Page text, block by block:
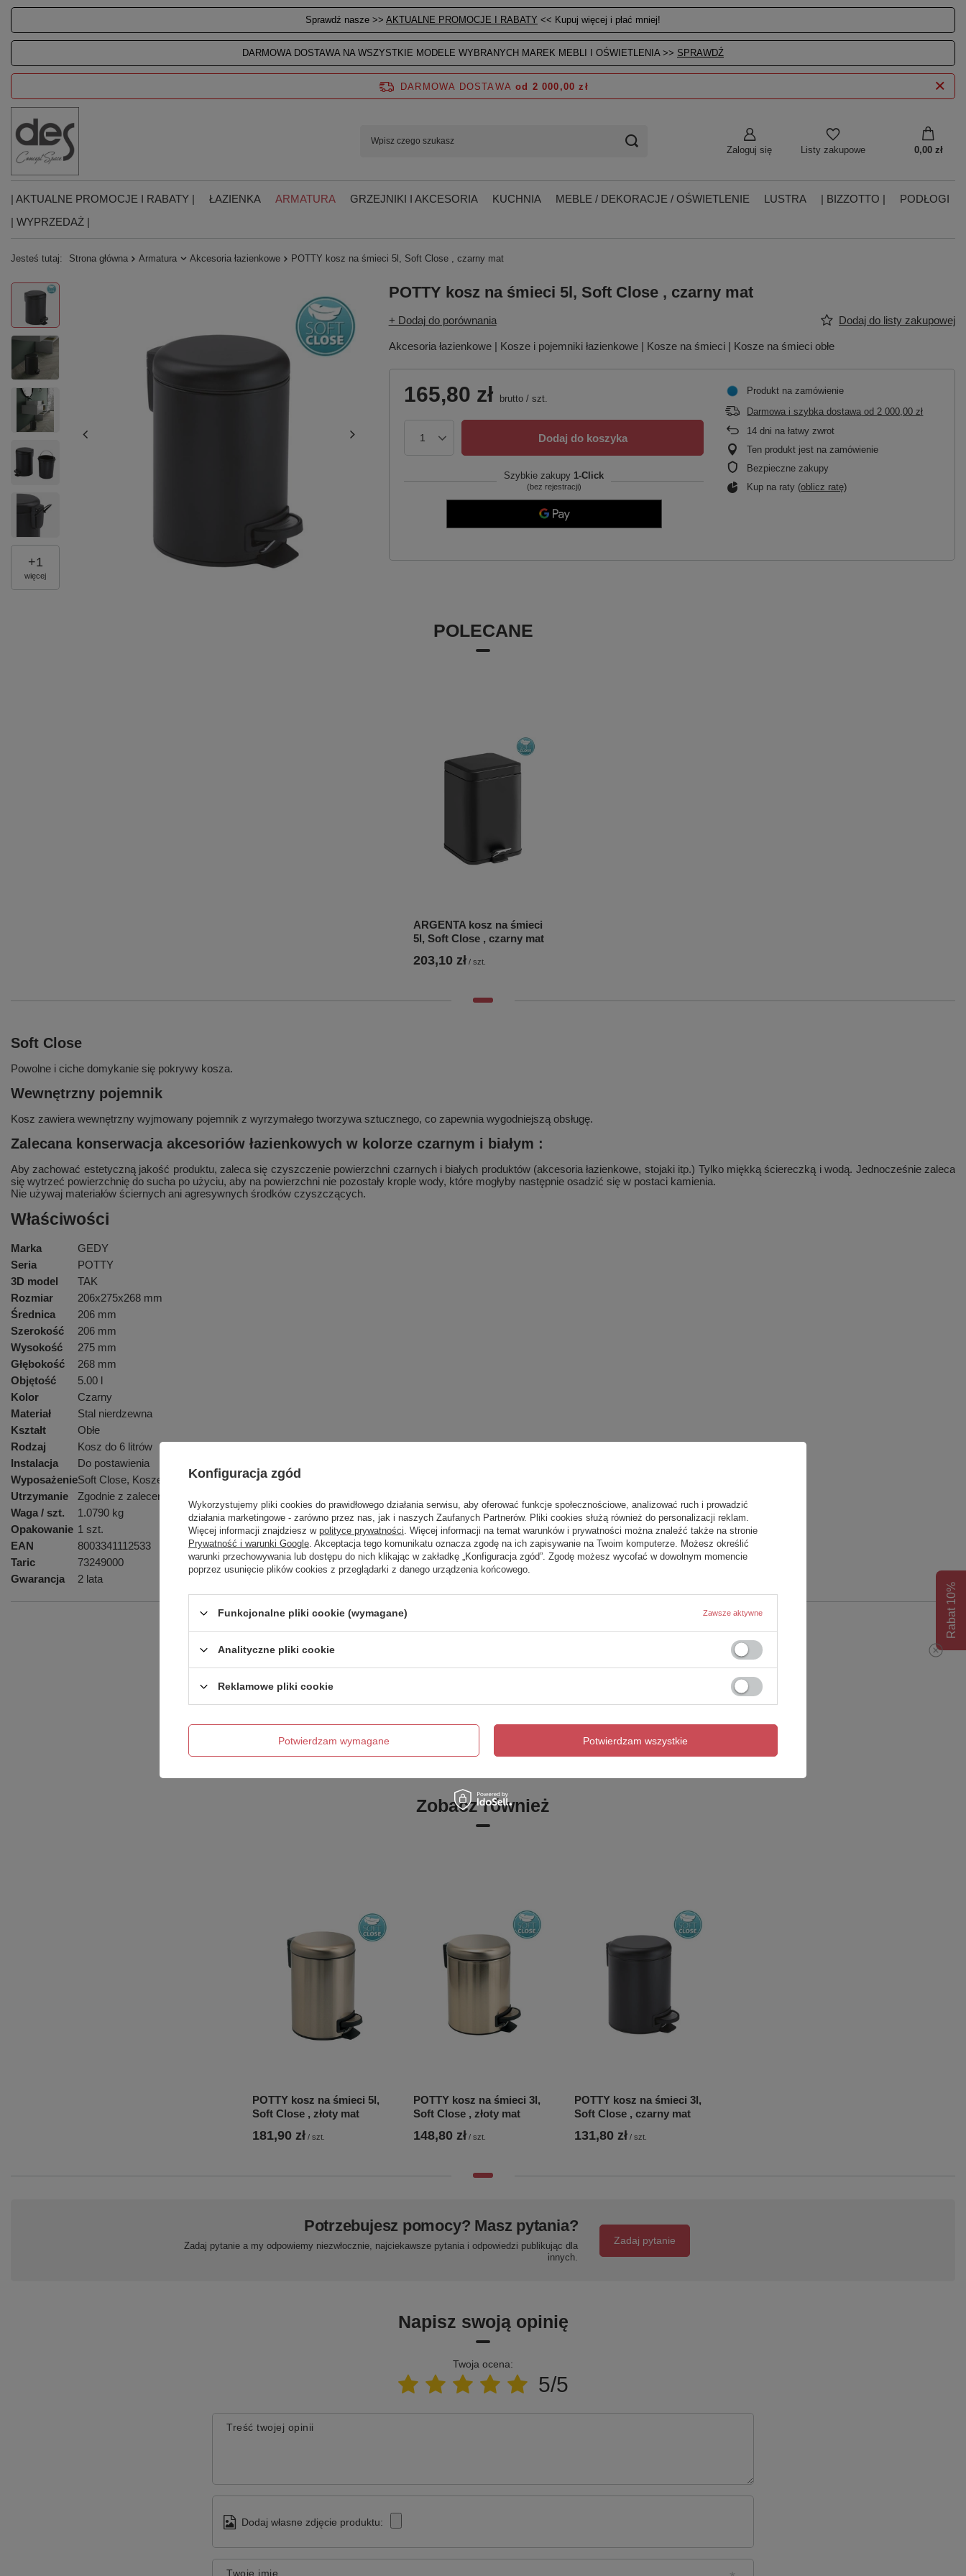
Sprawdź nasze >> AKTUALNE PROMOCJE I RABATY << Kupuj więcej i płać mniej!
DARMOWA DOSTAWA NA WSZYSTKIE MODELE WYBRANYCH MAREK MEBLI I OŚWIETLENIA >> SPRAWDŹ
Zaloguj się Listy zakupowe 0,00 zł
DARMOWA DOSTAWA od 2 000,00 zł
| AKTUALNE PROMOCJE I RABATY | ŁAZIENKA ARMATURA GRZEJNIKI I AKCESORIA KUCHNIA MEBLE / DEKORACJE / OŚWIETLENIE LUSTRA | BIZZOTTO |
PODŁOGI
| WYPRZEDAŻ |
Jesteś tutaj: Strona główna Armatura Akcesoria łazienkowe POTTY kosz na śmieci 5l, Soft Close , czarny mat
+1
więcej
POTTY kosz na śmieci 5l, Soft Close , czarny mat
+ Dodaj do porównania Dodaj do listy zakupowej
Akcesoria łazienkowe | Kosze i pojemniki łazienkowe | Kosze na śmieci | Kosze na śmieci obłe
165,80 zł brutto/ szt.
Dodaj do koszyka
Szybkie zakupy 1-Click
(bez rejestracji)
Produkt na zamówienie
Darmowa i szybka dostawa od2 000,00 zł
14 dni na łatwy zwrot
Ten produkt jest na zamówienie
Bezpieczne zakupy
Kup na raty (oblicz ratę)
POLECANE
ARGENTA kosz na śmieci
5l, Soft Close , czarny mat
203,10 zł / szt.
Soft Close
Powolne i ciche domykanie się pokrywy kosza.
Wewnętrzny pojemnik
Kosz zawiera wewnętrzny wyjmowany pojemnik z wyrzymałego tworzywa sztucznego, co zapewnia wygodniejszą obsługę.
Zalecana konserwacja akcesoriów łazienkowych w kolorze czarnym i białym :
Aby zachować estetyczną jakość produktu, zaleca się czyszczenie powierzchni czarnych i białych produktów (akcesoria łazienkowe, stojaki itp.) Tylko miękką ściereczką i wodą. Jednocześnie zaleca
się wytrzeć powierzchnię do sucha po użyciu, aby na powierzchni nie pozostały krople wody, które mogłyby następnie osadzić się w postaci kamienia.
Nie używaj materiałów ściernych ani agresywnych środków czyszczących.
Właściwości
Marka
GEDY
Seria
POTTY
3D model
TAK
Rozmiar
206x275x268 mm
Średnica
206 mm
Szerokość
206 mm
Wysokość
275 mm
Głębokość
268 mm
Objętość
5.00 l
Kolor
Czarny
Materiał
Stal nierdzewna
Kształt
Obłe
Rodzaj
Kosz do 6 litrów
Instalacja
Do postawienia
WyposażenieSoft Close, Kosze s pedałem, Pojemnik wewnętrzny
Utrzymanie
Zgodnie z zaleceniem
Waga / szt.
1.0790 kg
Opakowanie 1 szt.
EAN
8003341112533
Taric
73249000
Gwarancja
2 lata
Podmiot odpowiedzialny za ten produkt na terenie UE
Symbol 330914
kolor czarny
Zobacz również
POTTY kosz na śmieci 5l,
Soft Close , złoty mat
181,90 zł / szt.
POTTY kosz na śmieci 3l,
Soft Close , złoty mat
148,80 zł / szt.
POTTY kosz na śmieci 3l,
Soft Close , czarny mat
131,80 zł / szt.
Potrzebujesz pomocy? Masz pytania?
Zadaj pytanie a my odpowiemy niezwłocznie, najciekawsze pytania i odpowiedzi publikując dla
innych.
Zadaj pytanie
Napisz swoją opinię
Twoja ocena:
5/5
Treść twojej opinii
Dodaj własne zdjęcie produktu:
Twoje imię
Rabat 10%
Konfiguracja zgód
Wykorzystujemy pliki cookies do prawidłowego działania serwisu, aby oferować funkcje społecznościowe, analizować ruch i prowadzić
działania marketingowe - zarówno przez nas, jak i naszych Zaufanych Partnerów. Pliki cookies służą również do personalizacji reklam.
Więcej informacji znajdziesz w polityce prywatności. Więcej informacji na temat warunków i prywatności można znaleźć także na stronie
Prywatność i warunki Google. Akceptacja tego komunikatu oznacza zgodę na ich zapisywanie na Twoim komputerze. Możesz określić
warunki przechowywania lub dostępu do nich klikając w zakładkę „Konfiguracja zgód”. Zgodę możesz wycofać w dowolnym momencie
poprzez usunięcie plików cookies z przeglądarki z danego urządzenia końcowego.
Funkcjonalne pliki cookie (wymagane) Zawsze aktywne
Analityczne pliki cookie
Reklamowe pliki cookie
Potwierdzam wymagane Potwierdzam wszystkie